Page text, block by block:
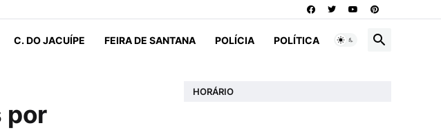
C. DO JACUÍPE FEIRA DE SANTANA POLÍCIA POLÍTICA
por
HORÁRIO